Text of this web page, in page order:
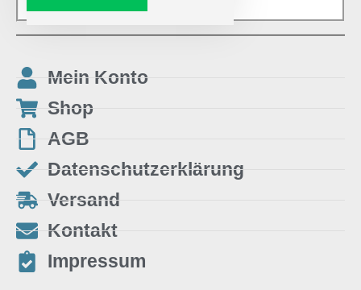
Mein Konto
Shop
AGB
Datenschutzerklärung
Versand
Kontakt
Impressum